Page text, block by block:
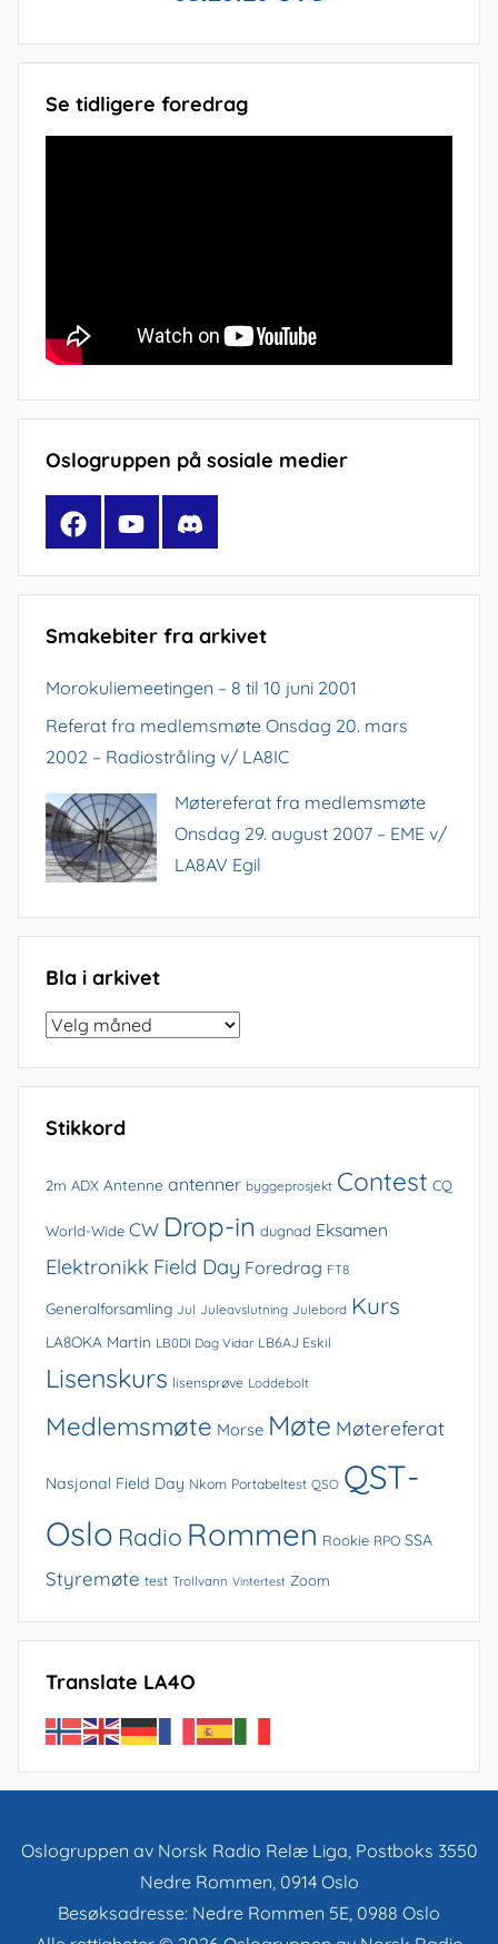
Se tidligere foredrag
Oslogruppen på sosiale medier
FacebookYouTubeDiscord
Smakebiter fra arkivet
Morokuliemeetingen – 8 til 10 juni 2001
Referat fra medlemsmøte Onsdag 20. mars
2002 – Radiostråling v/ LA8IC
Møtereferat fra medlemsmøte
Onsdag 29. august 2007 – EME v/
LA8AV Egil
Bla i arkivet
Bla
arkivet
Stikkord
2m ADX Antenne antenner byggeprosjekt Contest CQ
World-Wide CW Drop-in dugnad Eksamen
Elektronikk Field Day Foredrag FT8
Generalforsamling Jul Juleavslutning Julebord Kurs
LA8OKA Martin LB0DI Dag Vidar LB6AJ Eskil
Lisenskurs lisensprøve Loddebolt
Medlemsmøte Morse Møte Møtereferat
Nasjonal Field Day Nkom Portabeltest QSO QST-
Oslo Radio Rommen Rookie RPO SSA
Styremøte test Trollvann Vintertest Zoom
Translate LA4O
Oslogruppen av Norsk Radio Relæ Liga, Postboks 3550
Nedre Rommen, 0914 Oslo
Besøksadresse: Nedre Rommen 5E, 0988 Oslo